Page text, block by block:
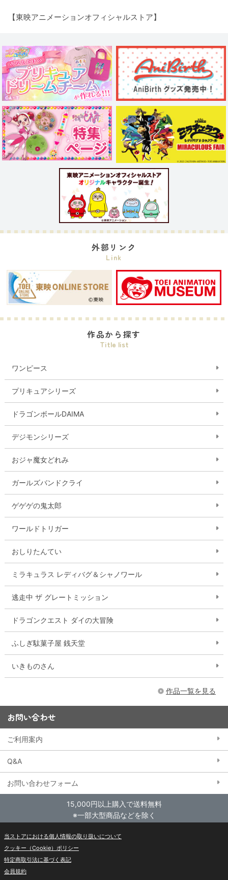
【東映アニメーションオフィシャルストア】
外部リンク
Link
作品から探す
Title list
ワンピース
プリキュアシリーズ
ドラゴンボールDAIMA
デジモンシリーズ
おジャ魔女どれみ
ガールズバンドクライ
ゲゲゲの鬼太郎
ワールドトリガー
おしりたんてい
ミラキュラス レディバグ＆シャノワール
逃走中 ザ グレートミッション
ドラゴンクエスト ダイの大冒険
ふしぎ駄菓子屋 銭天堂
いきものさん
作品一覧を見る
お問い合わせ
ご利用案内
Q&A
お問い合わせフォーム
15,000円以上購入で送料無料
※一部大型商品などを除く
当ストアにおける個人情報の取り扱いについて
クッキー（Cookie）ポリシー
特定商取引法に基づく表記
会員規約